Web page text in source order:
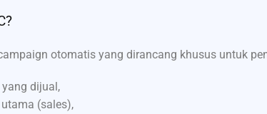
otomatis yang dirancang khusus untuk
yang dijual,
(sales),